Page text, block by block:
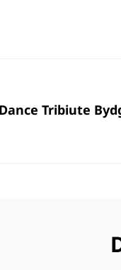
Tribiute